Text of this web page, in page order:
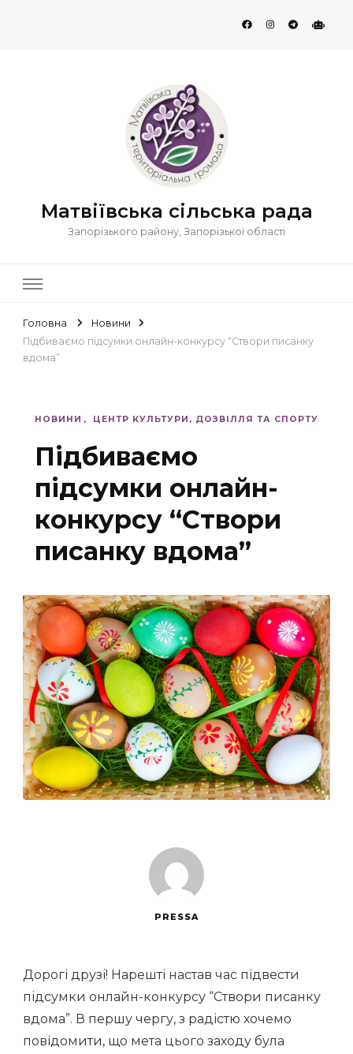
Матвіївська сільська рада
Запорізького району, Запорізької області
Головна
Новини
Підбиваємо підсумки онлайн-конкурсу “Створи писанку
вдома”
НОВИНИ ЦЕНТР КУЛЬТУРИ, ДОЗВІЛЛЯ ТА СПОРТУ
Підбиваємо
підсумки онлайн-
конкурсу “Створи
писанку вдома”
PRESSA
Дорогі друзі! Нарешті настав час підвести
підсумки онлайн-конкурсу “Створи писанку
вдома”. В першу чергу, з радістю хочемо
повідомити, що мета цього заходу була